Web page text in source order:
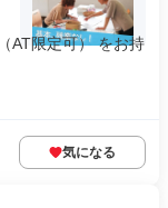
AT限定可） をお持
気になる